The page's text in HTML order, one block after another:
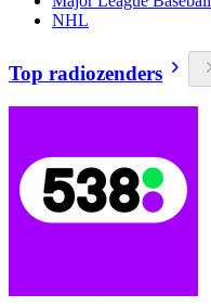
NHL
Top radiozenders